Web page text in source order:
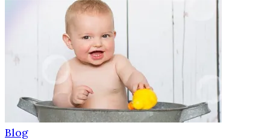
Blog